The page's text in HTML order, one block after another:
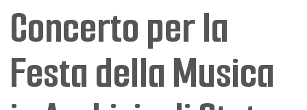
Concerto per la
Festa della Musica